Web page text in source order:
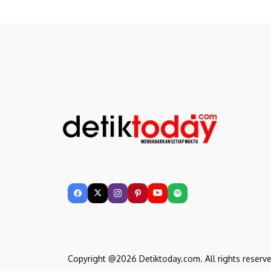
Copyright @2026 Detiktoday.com. All rights